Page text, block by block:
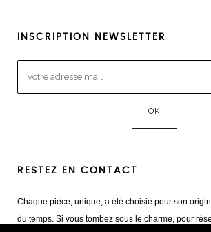
INSCRIPTION NEWSLETTER
RESTEZ EN CONTACT
Chaque pièce, unique, a été choisie pour son
du temps. Si vous tombez sous le charme, pour